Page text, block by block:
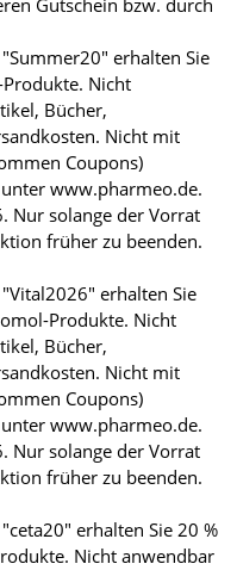
Gutschein bzw. durch
erhalten Sie
Nicht
Bücher,
Nicht mit
Coupons)
www.pharmeo.de.
Nur solange der Vorrat
früher zu beenden.
erhalten Sie
Produkte. Nicht
Bücher,
Nicht mit
Coupons)
www.pharmeo.de.
Nur solange der Vorrat
früher zu beenden.
erhalten Sie 20 %
Nicht anwendbar